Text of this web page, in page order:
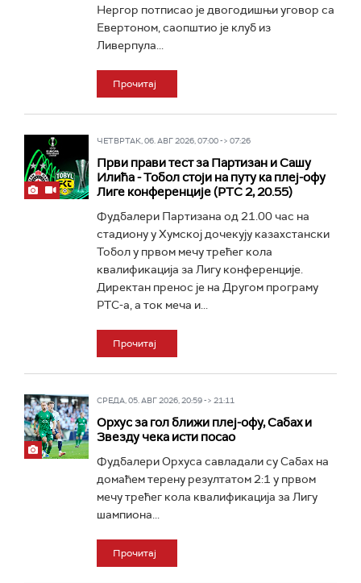
Нергор потписао је двогодишњи уговор са
Евертоном, саопштио је клуб из
Ливерпула...
Прочитај
ЧЕТВРТАК, 06. АВГ 2026, 07:00 -> 07:26
Први прави тест за Партизан и Сашу
Илића - Тобол стоји на путу ка плеј-офу
Лиге конференције (РТС 2, 20.55)
Фудбалери Партизана од 21.00 час на
стадиону у Хумској дочекују казахстански
Тобол у првом мечу трећег кола
квалификација за Лигу конференције.
Директан пренос је на Другом програму
РТС-а, а ток меча и...
Прочитај
СРЕДА, 05. АВГ 2026, 20:59 -> 21:11
Орхус за гол ближи плеј-офу, Сабах и
Звезду чека исти посао
Фудбалери Орхуса савладали су Сабах на
домаћем терену резултатом 2:1 у првом
мечу трећег кола квалификација за Лигу
шампиона...
Прочитај